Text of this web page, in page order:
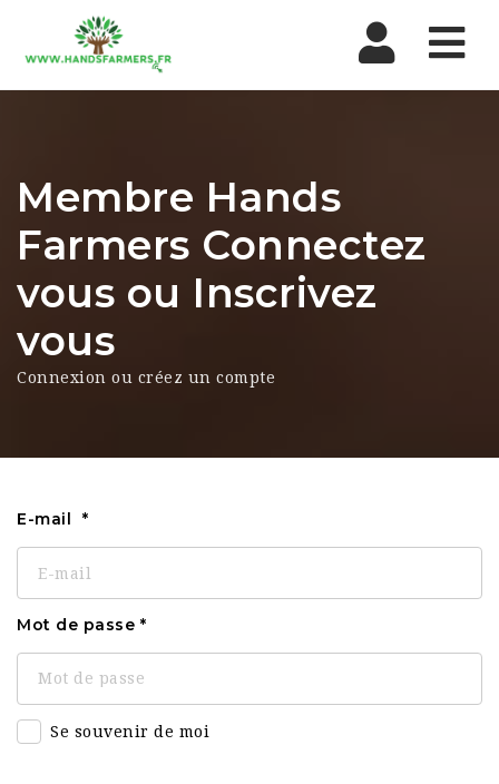
Membre Hands
Farmers Connectez
vous ou Inscrivez
vous
Connexion ou créez un compte
E-mail
Mot de passe
Se souvenir de moi